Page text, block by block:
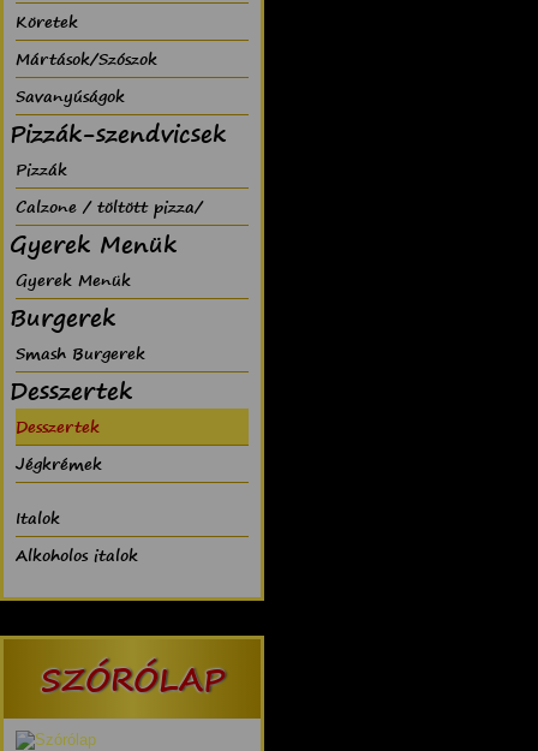
Köretek
Mártások/Szószok
Savanyúságok
Pizzák-szendvicsek
Pizzák
Calzone / töltött pizza/
Gyerek Menük
Gyerek Menük
Burgerek
Smash Burgerek
Desszertek
Desszertek
Jégkrémek
Italok
Alkoholos italok
SZÓRÓLAP